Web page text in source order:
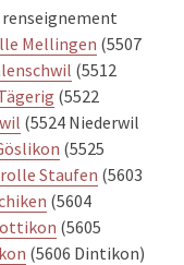
renseignement
Mellingen (5507
(5512
(5522
(5524 Niederwil
(5525
Staufen (5603
(5604
(5605
(5606 Dintikon)